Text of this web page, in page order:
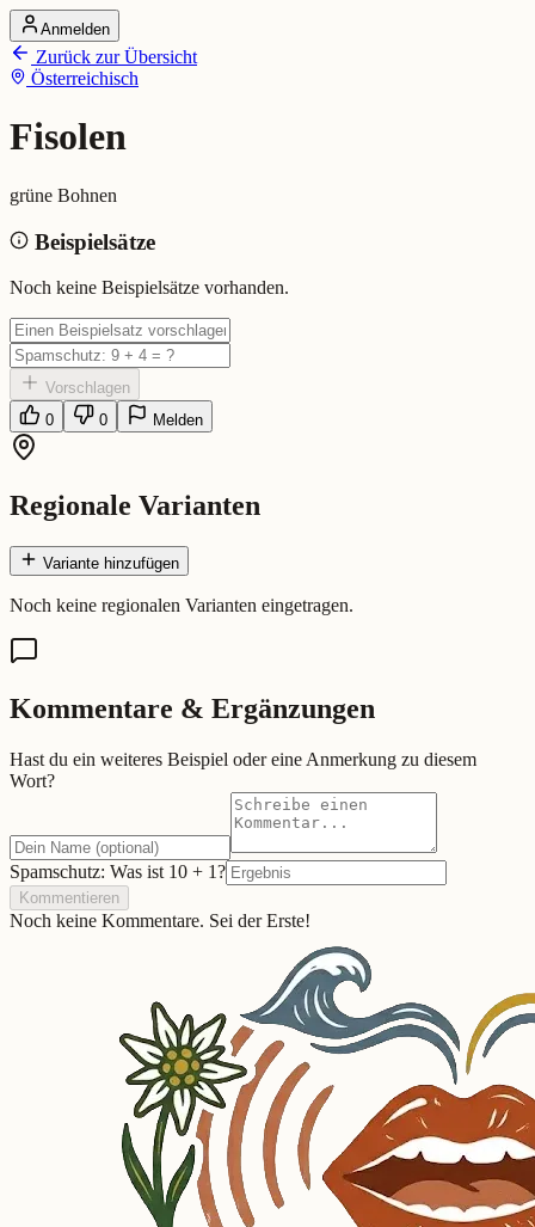
Startseite
Alle Dialekte
Dialekte vergleichen
Dialekt-Karte
Ranking
Fisolen (Österreichisch)
Bedeutung:grüne Bohnen
Anmelden
Zurück zur Übersicht
Österreichisch
Fisolen
grüne Bohnen
Beispielsätze
Noch keine Beispielsätze vorhanden.
Vorschlagen
0
0 Melden
Regionale Varianten
Variante hinzufügen
Noch keine regionalen Varianten eingetragen.
Kommentare & Ergänzungen
Hast du ein weiteres Beispiel oder eine Anmerkung zu diesem
Wort?
Spamschutz: Was ist 10 + 1?
Kommentieren
Noch keine Kommentare. Sei der Erste!